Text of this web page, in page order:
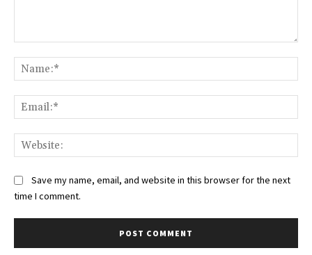
Save my name, email, and website in this browser for the next
time I comment.